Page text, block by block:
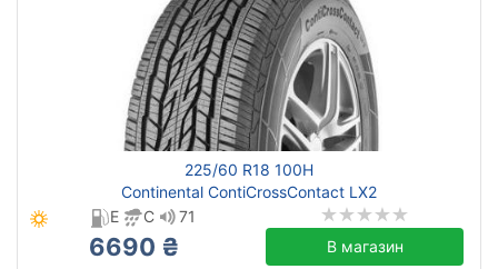
225/60 R18 100H
Continental ContiCrossContact LX2
E
C 71
6690 ₴ В магазин